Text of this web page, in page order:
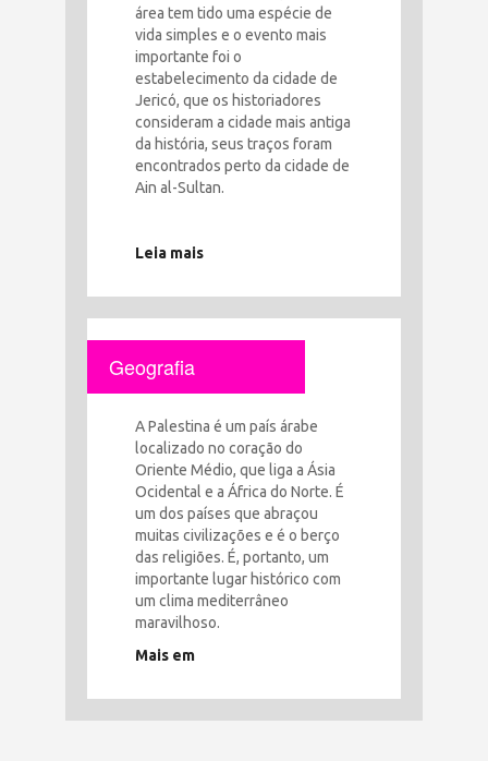
área tem tido uma espécie de
vida simples e o evento mais
importante foi o
estabelecimento da cidade de
Jericó, que os historiadores
consideram a cidade mais antiga
da história, seus traços foram
encontrados perto da cidade de
Ain al-Sultan.
Leia mais
Geografia
A Palestina é um país árabe
localizado no coração do
Oriente Médio, que liga a Ásia
Ocidental e a África do Norte. É
um dos países que abraçou
muitas civilizações e é o berço
das religiões. É, portanto, um
importante lugar histórico com
um clima mediterrâneo
maravilhoso.
Mais em